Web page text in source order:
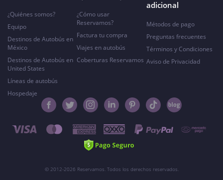
¿Quiénes somos?
Equipo
Destinos de Autobús en
México
Destinos de Autobús en
United States
Líneas de autobús
Hospedaje
¿Cómo usar
Reservamos?
Factura tu compra
Viajes en autobús
Coberturas Reservamos
adicional
Métodos de pago
Preguntas frecuentes
Términos y Condiciones
Aviso de Privacidad
© 2012-2026 Reservamos. Todos los derechos reservados.